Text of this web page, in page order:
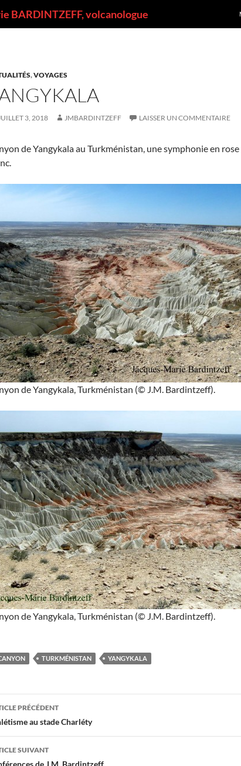
BARDINTZEFF, volcanologue
,VOYAGES
3, 2018 JMBARDINTZEFF LAISSER UN COMMENTAIRE
de Yangykala au Turkménistan, une symphonie en
de Yangykala, Turkménistan (© J.M. Bardintzeff).
de Yangykala, Turkménistan (© J.M. Bardintzeff).
TURKMÉNISTAN YANGYKALA
PRÉCÉDENT
au stade Charléty
SUIVANT
de J.M. Bardintzeff